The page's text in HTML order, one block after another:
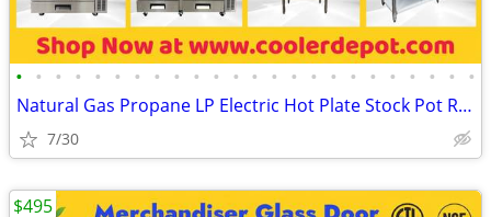
• • • • • • • • • • • • • • • • • • • • • • • •
Natural Gas Propane LP Electric Hot Plate Stock Pot Range(100%NEW) RES
7/30
$495